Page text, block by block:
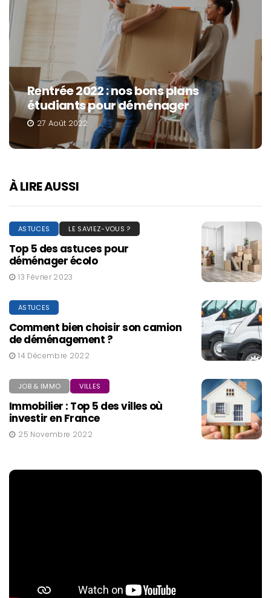
Déménagement longue distance :
nos astuces pour être un copilote
parfait
7 Mai 2021
À LIRE AUSSI
ASTUCES LE SAVIEZ-VOUS ?
Top 5 des astuces pour
déménager écolo
13 Février 2023
ASTUCES
Comment bien choisir son camion
de déménagement ?
14 Décembre 2022
JOB & IMMO VILLES
Immobilier : Top 5 des villes où
investir en France
25 Novembre 2022